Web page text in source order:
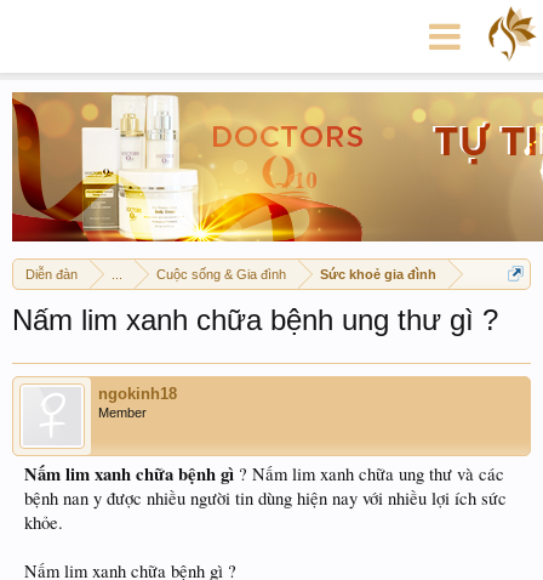
Diễn đàn Cuộc sống & Gia đình Sức khoẻ gia đình
Nấm lim xanh chữa bệnh ung thư gì ?
ngokinh18
Member
Nấm lim xanh chữa bệnh gì ? Nấm lim xanh chữa ung thư và các
bệnh nan y được nhiều người tin dùng hiện nay với nhiều lợi ích sức
khỏe.
Nấm lim xanh chữa bệnh gì ?